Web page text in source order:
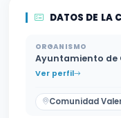
DATOS DE LA
ORGANISMO
Ayuntamiento de
Ver perfil
Comunidad